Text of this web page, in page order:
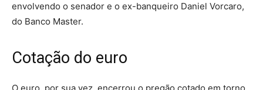
envolvendo o senador e o ex-banqueiro Daniel Vorcaro,
do Banco Master.
Cotação do euro